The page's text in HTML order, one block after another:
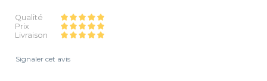
Qualité
Prix
Livraison
Signaler cet avis